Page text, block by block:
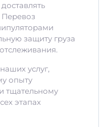
защиту груза
услуг,
опыту
тщательному
этапах